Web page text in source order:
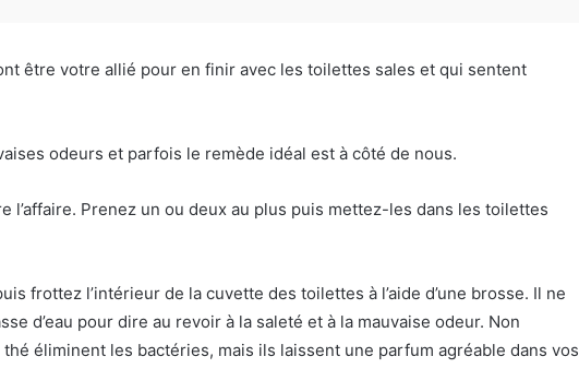
être votre allié pour en finir avec les toilettes sales et qui sentent
odeurs et parfois le remède idéal est à côté de nous.
l’affaire. Prenez un ou deux au plus puis mettez-les dans les toilettes
frottez l’intérieur de la cuvette des toilettes à l’aide d’une brosse. Il ne
d’eau pour dire au revoir à la saleté et à la mauvaise odeur. Non
éliminent les bactéries, mais ils laissent une parfum agréable dans vos